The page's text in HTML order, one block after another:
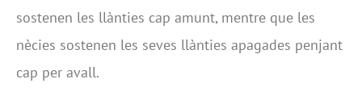
sostenen les llànties cap amunt, mentre que les
nècies sostenen les seves llànties apagades penjant
cap per avall.